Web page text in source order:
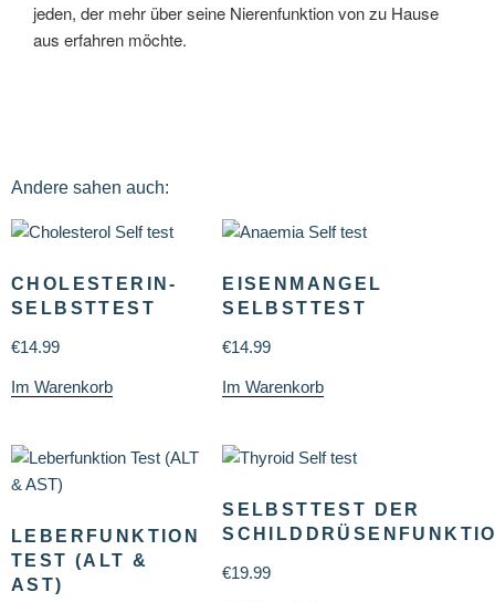
jeden, der mehr über seine Nierenfunktion von zu Hause
aus erfahren möchte.
Andere sahen auch:
CHOLESTERIN-
SELBSTTEST
€14.99
Im Warenkorb
EISENMANGEL
SELBSTTEST
€14.99
Im Warenkorb
LEBERFUNKTION
TEST (ALT &
AST)
SELBSTTEST DER
€19.99